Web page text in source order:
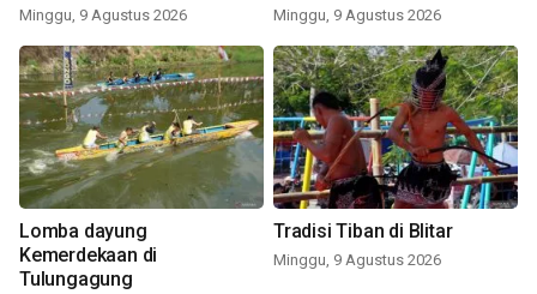
Minggu, 9 Agustus 2026 Minggu, 9 Agustus 2026
Lomba dayung
Kemerdekaan di
Tulungagung
Tradisi Tiban di Blitar
Minggu, 9 Agustus 2026